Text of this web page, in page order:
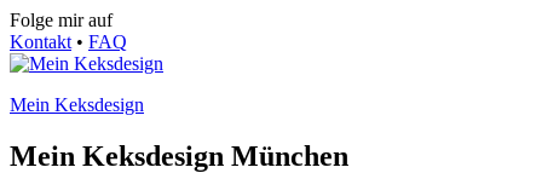
Folge mir auf
Kontakt • FAQ
Mein Keksdesign
Mein Keksdesign München